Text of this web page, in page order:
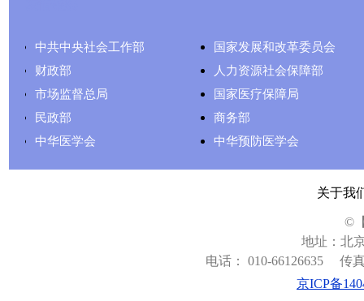
中共中央社会工作部
国家发展和改革委员会
财政部
人力资源社会保障部
市场监督总局
国家医疗保障局
民政部
商务部
中华医学会
中华预防医学会
关于我
©
地址：北
电话： 010-66126635
传
京ICP备